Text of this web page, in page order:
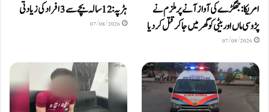
امریکا: جھگڑے کی آواز آنے پر ملزم نے
پڑوسی ماں اور بیٹی کو گھر میں جا کر قتل کر دیا
07/08/2026
ہڑپہ: 12 سالہ بچے سے 3 افراد کی زیادتی
07/08/2026